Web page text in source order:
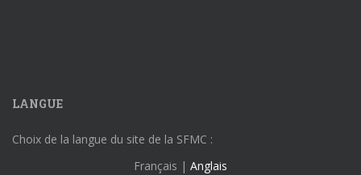
LANGUE
Choix de la langue du site de la SFMC :
Français | Anglais